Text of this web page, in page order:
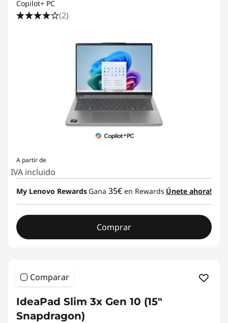
Copilot+ PC
(2)
A partir de
IVA incluido
My Lenovo Rewards Gana 35€ en Rewards Únete ahora!
Comprar
Comparar
IdeaPad Slim 3x Gen 10 (15"
Snapdragon)